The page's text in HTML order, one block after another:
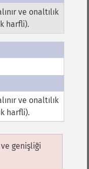
ve onaltılık
harfli).
ve onaltılık
harfli).
genişliği